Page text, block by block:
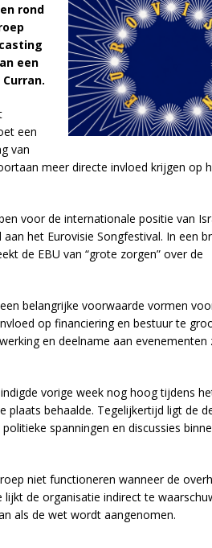
rond
een
een
van
meer directe invloed krijgen op
voor de internationale positie van
het Eurovisie Songfestival. In een
de EBU van “grote zorgen” over de
belangrijke voorwaarde vormen
op financiering en bestuur te
en deelname aan evenementen
vorige week nog hoog tijdens
behaalde. Tegelijkertijd ligt de
spanningen en discussies
niet functioneren wanneer de
de organisatie indirect te
als de wet wordt aangenomen.